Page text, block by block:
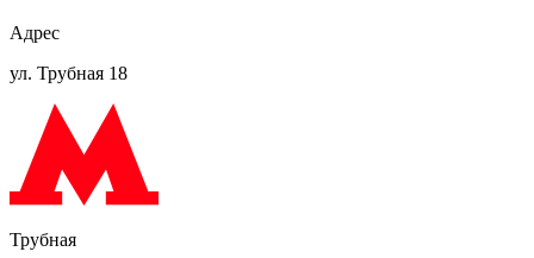
Адрес
ул. Трубная 18
Трубная